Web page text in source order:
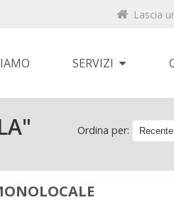
Lascia
SERVIZI
Ordina per: